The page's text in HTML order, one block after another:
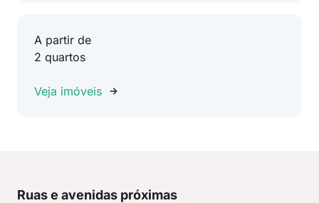
A partir de
2 quartos
Veja imóveis
Ruas e avenidas próximas